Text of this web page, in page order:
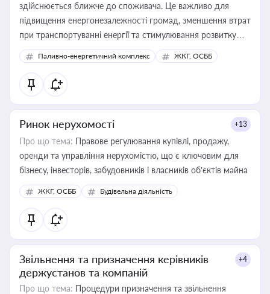
здійснюється ближче до споживача. Це важливо для
підвищення енергонезалежності громад, зменшення втрат
при транспортуванні енергії та стимулювання розвитку
відновлюваних джерел
Паливно-енергетичний комплекс ЖКГ, ОСББ
Ринок нерухомості +13
Про що тема: Правове регулювання купівлі, продажу,
оренди та управління нерухомістю, що є ключовим для
бізнесу, інвесторів, забудовників і власників об’єктів майна
ЖКГ, ОСББ Будівельна діяльність
Звільнення та призначення керівників
держустанов та компаній
+4
Про що тема: Процедури призначення та звільнення